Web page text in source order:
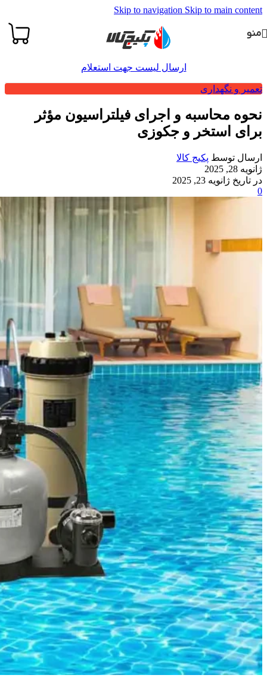
Skip to navigation Skip to main content
منو
ارسال لیست جهت استعلام
تعمیر و نگهداری
نحوه محاسبه و اجرای فیلتراسیون مؤثر
برای استخر و جکوزی
ارسال توسط پکیج کالا
ژانویه 28, 2025
در تاریخ ژانویه 23, 2025
0